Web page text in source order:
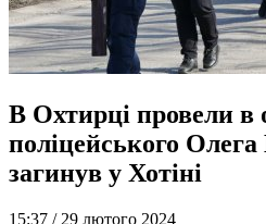
В Охтирці провели в
поліцейського
загинув у Хотіні
15:37 / 29 лютого 2024